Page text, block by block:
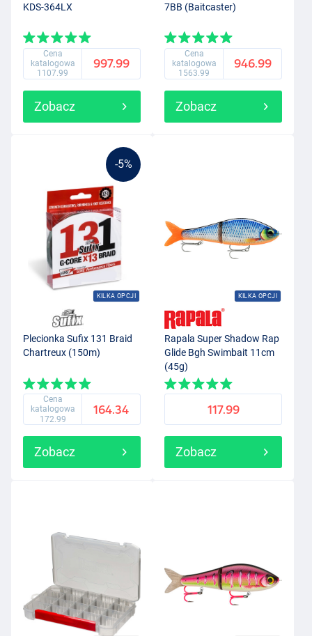
KDS-364LX
Cena
katalogowa
1107.99
997.99
Zobacz
7BB (Baitcaster)
Cena
katalogowa
1563.99
946.99
Zobacz
-5%
KILKA OPCJI
Plecionka Sufix 131 Braid
Chartreux (150m)
Cena
katalogowa
172.99
164.34
Zobacz
KILKA OPCJI
Rapala Super Shadow Rap
Glide Bgh Swimbait 11cm
(45g)
117.99
Zobacz